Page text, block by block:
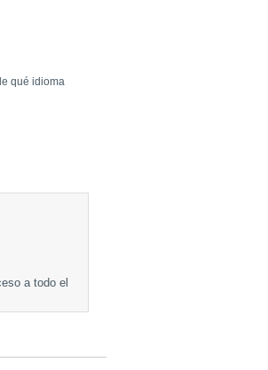
qué idioma
a todo el